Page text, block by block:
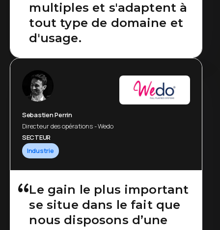
multiples et s'adaptent à
tout type de domaine et
d'usage.
Sebastien Perrin
Directeur des opérations - Wedo
SECTEUR
Industrie
Le gain le plus important
se situe dans le fait que
nous disposons d’une